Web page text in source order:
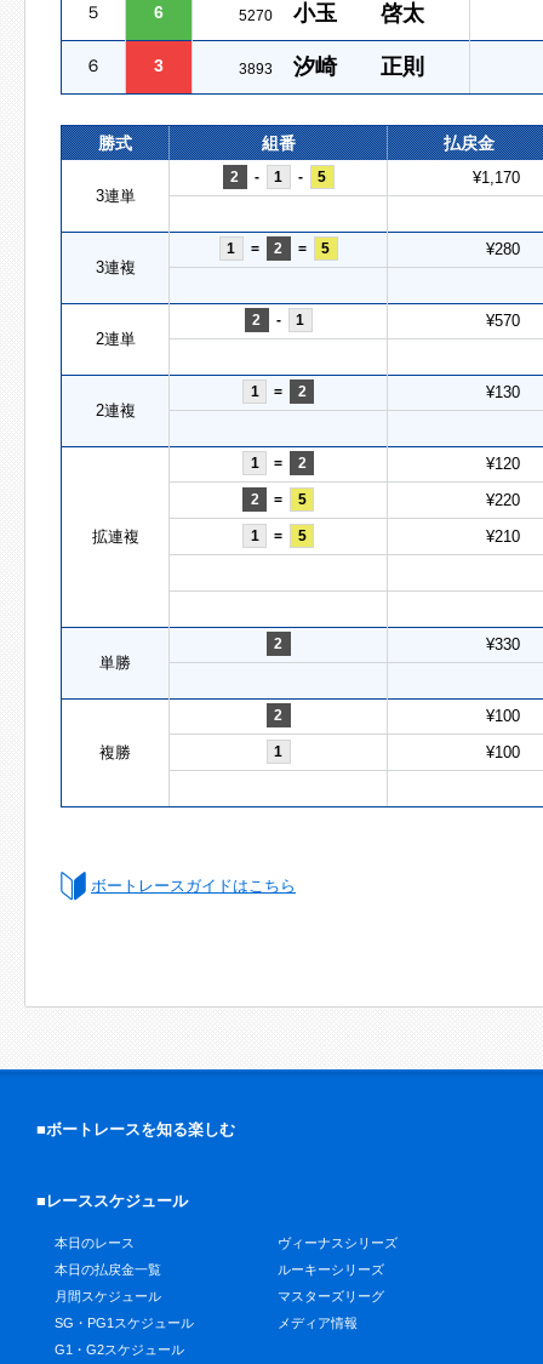
５ 6 5270 小玉 啓太
６ 3 3893 汐崎 正則
勝式 組番 払戻金
3連単
2 - 1 - 5 ¥1,170
3連複
1 = 2 = 5 ¥280
2連単
2 - 1 ¥570
2連複
1 = 2 ¥130
拡連複
1 = 2 ¥120
2 = 5 ¥220
1 = 5 ¥210
単勝
2 ¥330
複勝
2 ¥100
1 ¥100
ボートレースガイドはこちら
■ボートレースを知る楽しむ
■レーススケジュール
本日のレース
本日の払戻金一覧
月間スケジュール
SG・PG1スケジュール
G1・G2スケジュール
ヴィーナスシリーズ
ルーキーシリーズ
マスターズリーグ
メディア情報